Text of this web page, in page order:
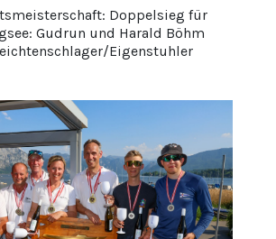
Doppelsieg für
Gudrun und Harald Böhm
Eigenstuhler